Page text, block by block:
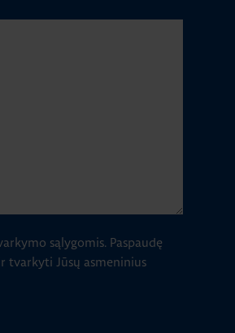
sąlygomis. Paspaudę
tvarkyti Jūsų asmeninius